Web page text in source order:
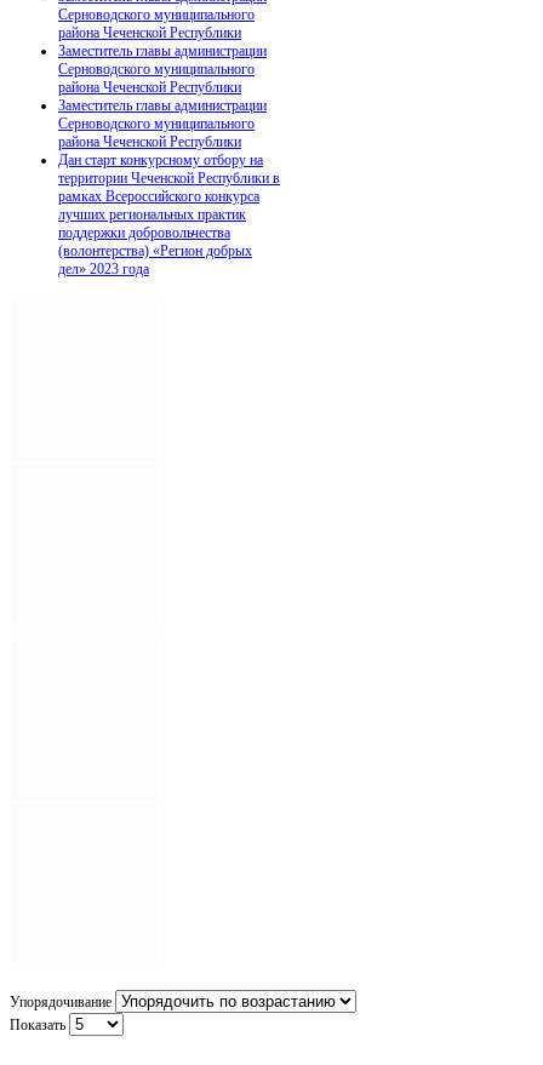
Серноводского муниципального
района Чеченской Республики
Заместитель главы администрации
Серноводского муниципального
района Чеченской Республики
Заместитель главы администрации
Серноводского муниципального
района Чеченской Республики
Дан старт конкурсному отбору на
территории Чеченской Республики в
рамках Всероссийского конкурса
лучших региональных практик
поддержки добровольчества
(волонтерства) «Регион добрых
дел» 2023 года
Упорядочивание
Показать